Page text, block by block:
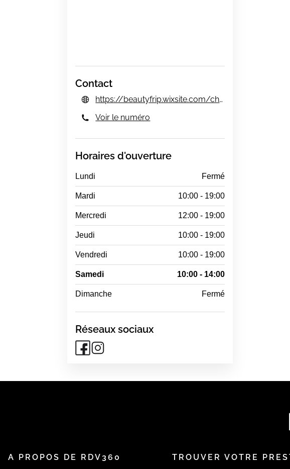
Contact
https://beautyfrip.wixsite.com/chezjustine
Voir le numéro
Horaires d'ouverture
Lundi Fermé
Mardi 10:00 - 19:00
Mercredi 12:00 - 19:00
Jeudi 10:00 - 19:00
Vendredi 10:00 - 19:00
Samedi 10:00 - 14:00
Dimanche Fermé
Réseaux sociaux
A PROPOS DE RDV360 TROUVER VOTRE